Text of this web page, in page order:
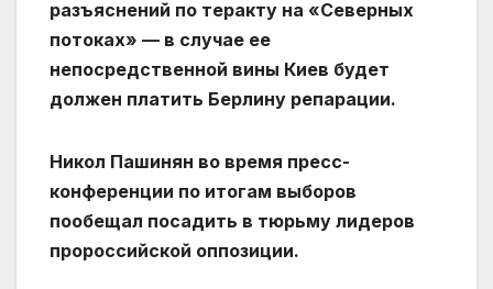
разъяснений по теракту на «Северных
потоках» — в случае ее
непосредственной вины Киев будет
должен платить Берлину репарации.
Никол Пашинян во время пресс-
конференции по итогам выборов
пообещал посадить в тюрьму лидеров
пророссийской оппозиции.